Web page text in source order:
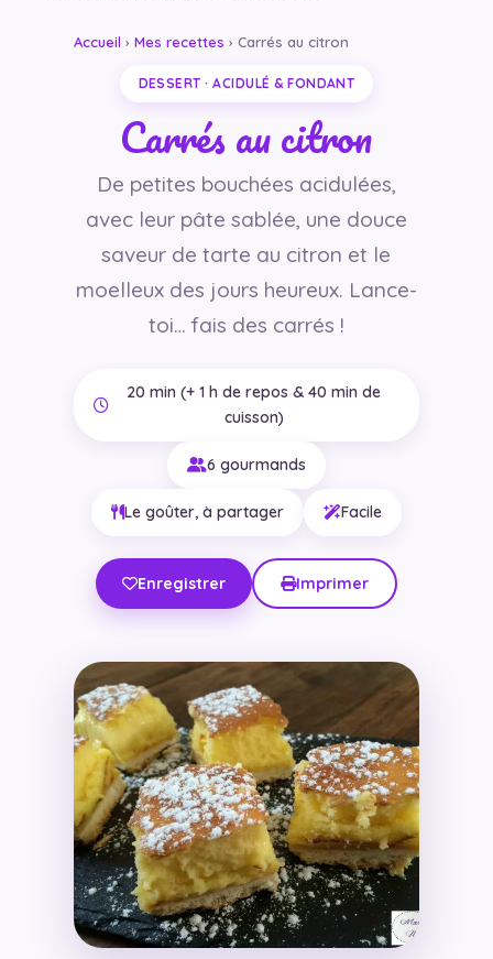
Accueil › Mes recettes › Carrés au citron
DESSERT · ACIDULÉ & FONDANT
Carrés au citron
De petites bouchées acidulées,
avec leur pâte sablée, une douce
saveur de tarte au citron et le
moelleux des jours heureux. Lance-
toi… fais des carrés !
20 min (+ 1 h de repos & 40 min de
cuisson)
6 gourmands
Le goûter, à partager Facile
Enregistrer Imprimer